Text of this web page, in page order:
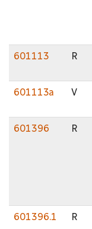
601113 R
601113a V
601396 R
601396.1 R